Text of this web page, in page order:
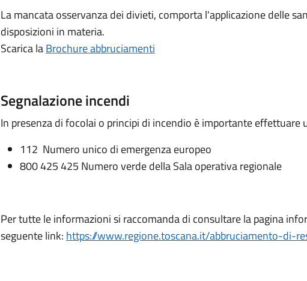
La mancata osservanza dei divieti, comporta l'applicazione delle
disposizioni in materia.
Scarica laBrochure abbruciamenti
Segnalazione incendi
In presenza di focolai o principi di incendio è importante effettuare
112 Numero unico di emergenza europeo
800 425 425 Numero verde della Sala operativa regionale
Per tutte le informazioni si raccomanda di consultare la pagina
seguente link: https://www.regione.toscana.it/abbruciamento-di-